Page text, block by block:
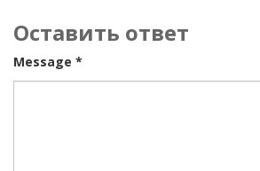
Оставить ответ
Message *